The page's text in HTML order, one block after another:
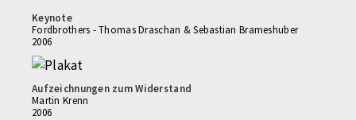
Keynote
Fordbrothers - Thomas Draschan & Sebastian Brameshuber
2006
Aufzeichnungen zum Widerstand
Martin Krenn
2006